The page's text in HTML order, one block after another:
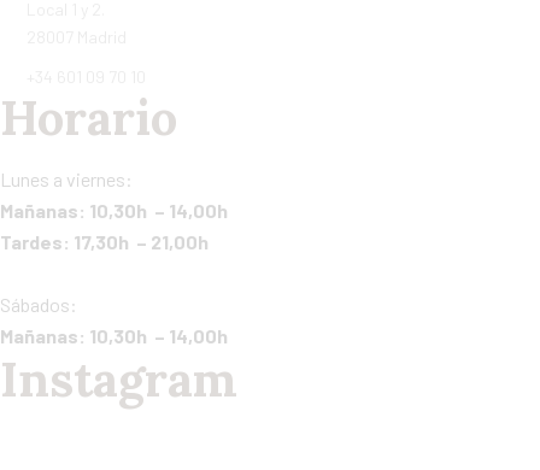
Horario
Lunes a viernes:
Mañanas: 10,30h – 14,00h
Tardes: 17,30h – 21,00h
Sábados:
Mañanas: 10,30h – 14,00h
Instagram